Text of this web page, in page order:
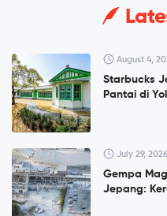
August 4,
Starbucks
Pantai di
July 29, 2026
Gempa
Jepang: